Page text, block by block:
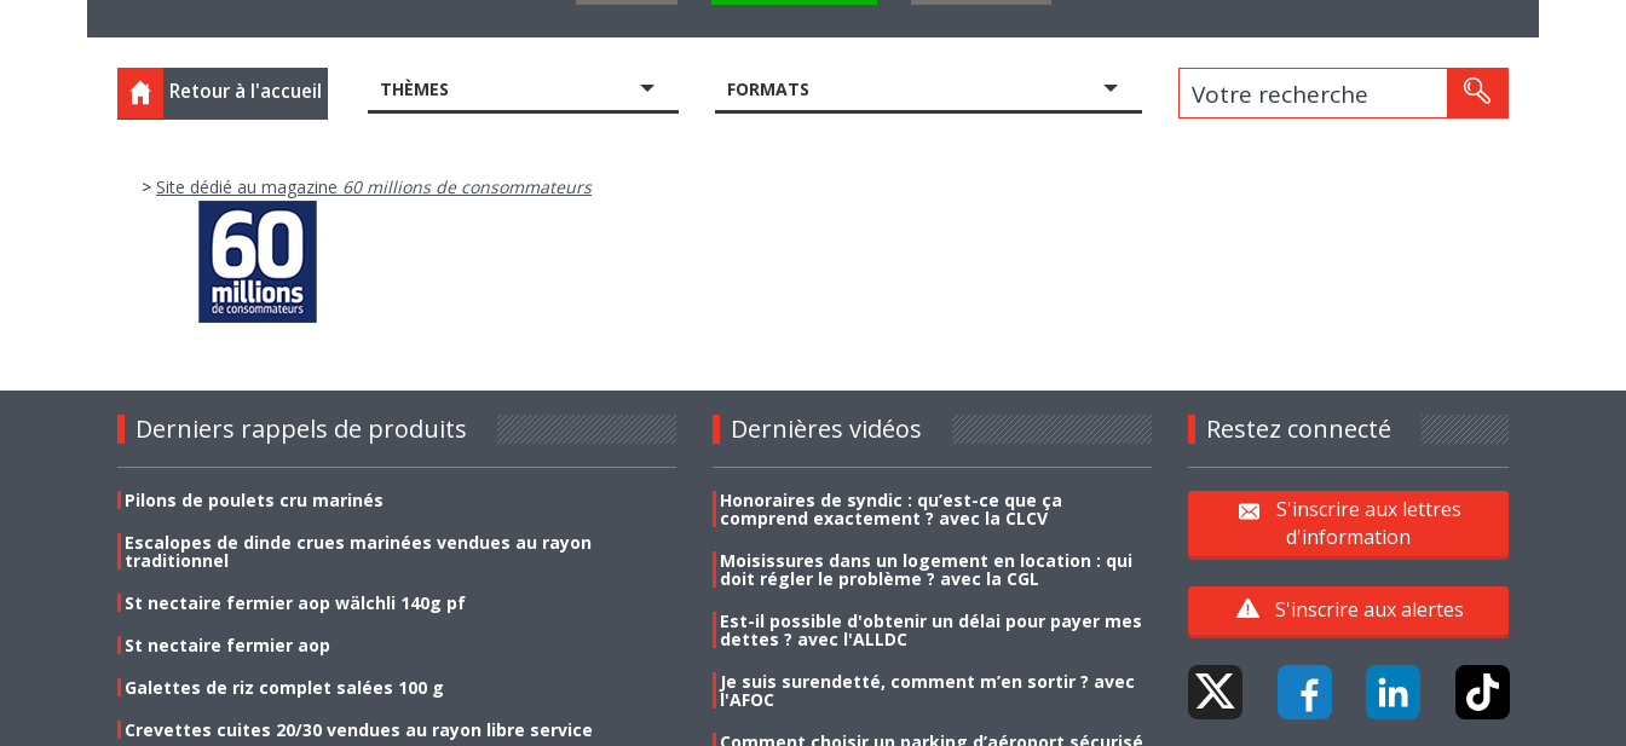
Retour à l'accueil THÈMES FORMATS Votre recherche
> Site dédié au magazine 60 millions de consommateurs
Derniers rappels de produits
Pilons de poulets cru marinés
Escalopes de dinde crues marinées vendues au rayon
traditionnel
St nectaire fermier aop wälchli 140g pf
St nectaire fermier aop
Galettes de riz complet salées 100 g
Crevettes cuites 20/30 vendues au rayon libre service
Dernières vidéos
Honoraires de syndic : qu’est-ce que ça
comprend exactement ? avec la CLCV
Moisissures dans un logement en location : qui
doit régler le problème ? avec la CGL
Est-il possible d'obtenir un délai pour payer mes
dettes ? avec l'ALLDC
Je suis surendetté, comment m’en sortir ? avec
l'AFOC
Comment choisir un parking d’aéroport sécurisé
Restez connecté
S'inscrire aux lettres
d'information
S'inscrire aux alertes